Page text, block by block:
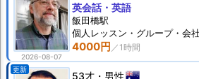
2026-08-07
4000円
英会話・英語
飯田橋駅
個人 レッスン ・グループ・会社
更新
53才 男性